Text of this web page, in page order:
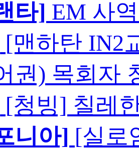
타] EM 사
[맨하탄 IN2
권) 목회자
[청빙] 칠레
니아] [실로